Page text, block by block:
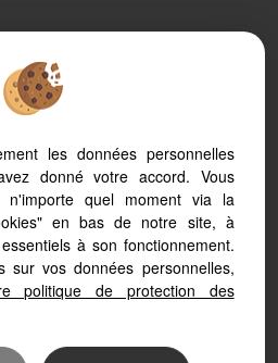
ou votre smartphone, notre site
aux différents types d'écrans
Logiciel transaction
Site internet immobilier
Référencement immobilier
les données personnelles
donné votre accord. Vous
quel moment via la
en bas de notre site, à
à son fonctionnement.
sur vos données personnelles,
politique de protection des